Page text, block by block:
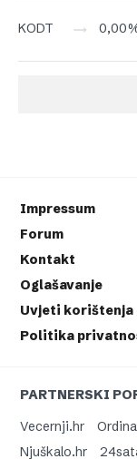
KODT
Impressum
Forum
Kontakt
Oglašavanje
Uvjeti korištenja
Politika
PARTNERSKI
Vecernji.hr
Njuškalo.hr